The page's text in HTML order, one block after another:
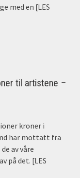
med en [LES
til artistene –
kroner i
har mottatt fra
av våre
på det. [LES